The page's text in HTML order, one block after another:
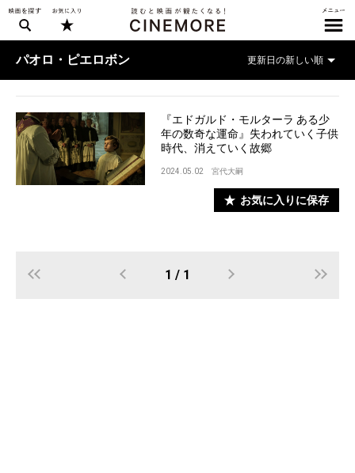
パオロ・ピエロボン
『エドガルド・モルターラ ある少
年の数奇な運命』失われていく子供
時代、消えていく故郷
2024.05.02 宮代大嗣
お気に入りに保存
1 / 1